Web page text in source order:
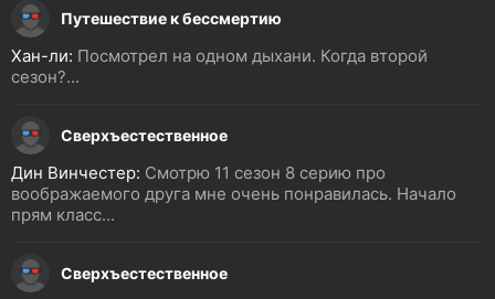
Путешествие к бессмертию
Хан-ли: Посмотрел на одном дыхани. Когда второй
сезон?...
Сверхъестественное
Дин Винчестер: Смотрю 11 сезон 8 серию про
воображаемого друга мне очень понравилась. Начало
прям класс...
Сверхъестественное